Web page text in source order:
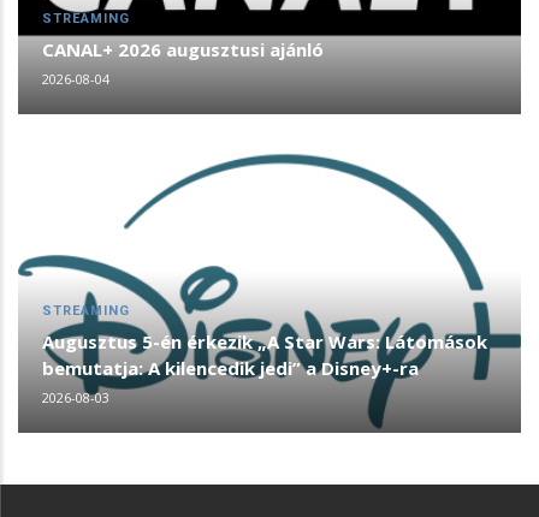
STREAMING
CANAL+ 2026 augusztusi ajánló
2026-08-04
STREAMING
Augusztus 5-én érkezik „A Star Wars: Látomások
bemutatja: A kilencedik jedi” a Disney+-ra
2026-08-03